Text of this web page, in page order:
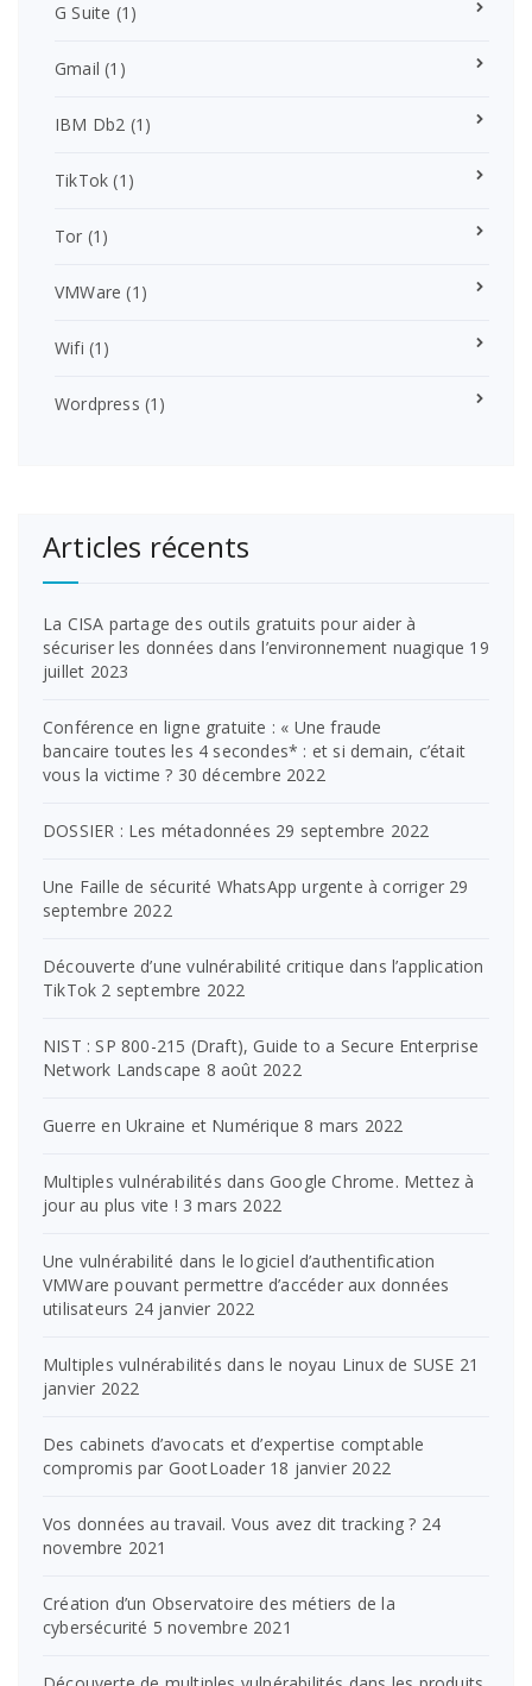
G Suite (1)
Gmail (1)
IBM Db2 (1)
TikTok (1)
Tor (1)
VMWare (1)
Wifi (1)
Wordpress (1)
Articles récents
La CISA partage des outils gratuits pour aider à
sécuriser les données dans l’environnement nuagique 19
juillet 2023
Conférence en ligne gratuite : « Une fraude
bancaire toutes les 4 secondes* : et si demain, c’était
vous la victime ? 30 décembre 2022
DOSSIER : Les métadonnées 29 septembre 2022
Une Faille de sécurité WhatsApp urgente à corriger 29
septembre 2022
Découverte d’une vulnérabilité critique dans l’application
TikTok 2 septembre 2022
NIST : SP 800-215 (Draft), Guide to a Secure Enterprise
Network Landscape 8 août 2022
Guerre en Ukraine et Numérique 8 mars 2022
Multiples vulnérabilités dans Google Chrome. Mettez à
jour au plus vite ! 3 mars 2022
Une vulnérabilité dans le logiciel d’authentification
VMWare pouvant permettre d’accéder aux données
utilisateurs 24 janvier 2022
Multiples vulnérabilités dans le noyau Linux de SUSE 21
janvier 2022
Des cabinets d’avocats et d’expertise comptable
compromis par GootLoader 18 janvier 2022
Vos données au travail. Vous avez dit tracking ? 24
novembre 2021
Création d’un Observatoire des métiers de la
cybersécurité 5 novembre 2021